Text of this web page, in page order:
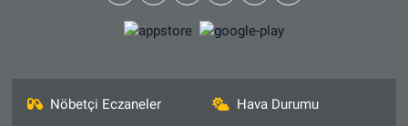
Nöbetçi Eczaneler Hava Durumu